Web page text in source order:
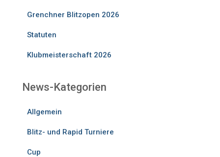
Grenchner Blitzopen 2026
Statuten
Klubmeisterschaft 2026
News-Kategorien
Allgemein
Blitz- und Rapid Turniere
Cup